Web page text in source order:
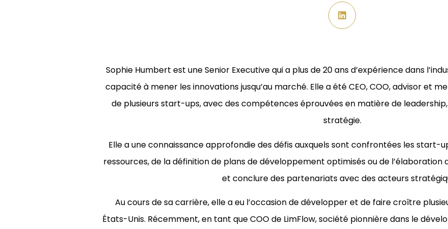
Sophie Humbert est une Senior Executive qui a plus de 20 ans d’expérience dans
capacité à mener les innovations jusqu’au marché. Elle a été CEO, COO, advisor et
de plusieurs start-ups, avec des compétences éprouvées en matière de
stratégie.
Elle a une connaissance approfondie des défis auxquels sont confrontées les start-
ressources, de la définition de plans de développement optimisés ou de
et conclure des partenariats avec des acteurs
Au cours de sa carrière, elle a eu l’occasion de développer et de faire croître
États-Unis. Récemment, en tant que COO de LimFlow, société pionnière dans le